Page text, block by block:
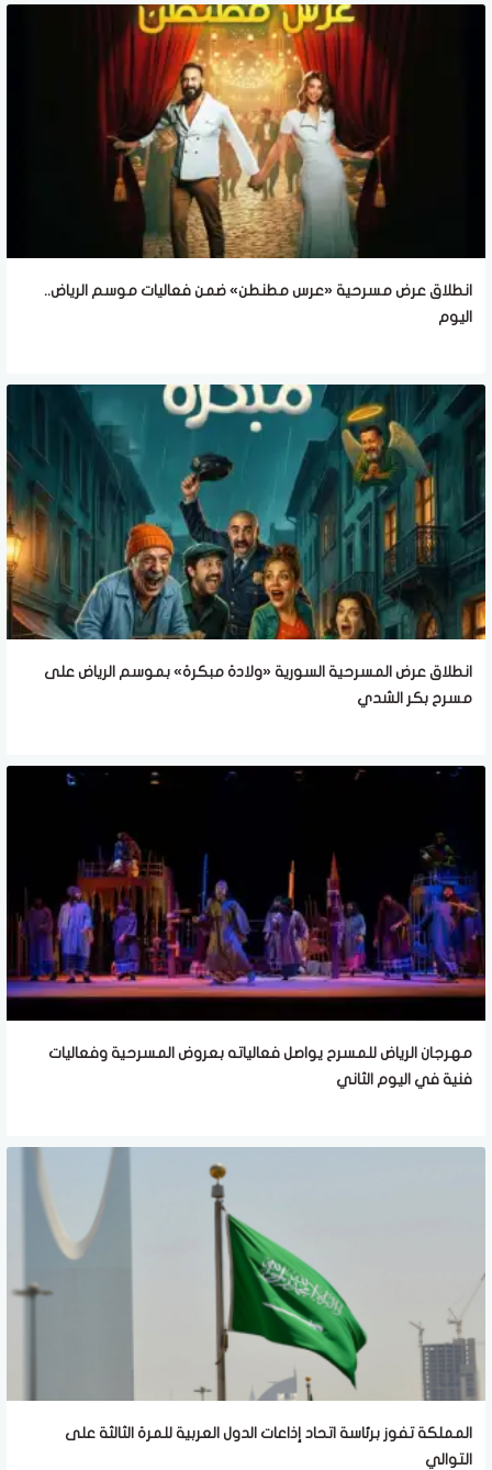
انطلاق عرض مسرحية «عرس مطنطن» ضمن فعاليات موسم الرياض..
اليوم
انطلاق عرض المسرحية السورية «ولادة مبكرة» بموسم الرياض على
مسرح بكر الشدي
مهرجان الرياض للمسرح يواصل فعالياته بعروض المسرحية وفعاليات
فنية في اليوم الثاني
المملكة تفوز برئاسة اتحاد إذاعات الدول العربية للمرة الثالثة على
التوالي